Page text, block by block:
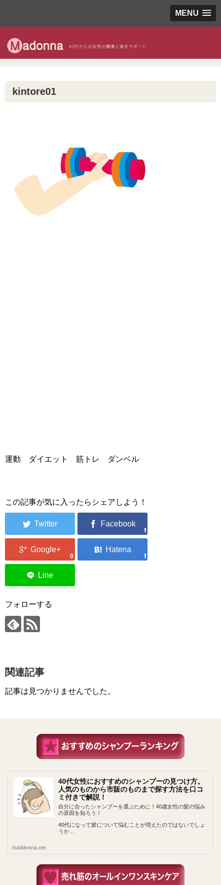
MENU
kintore01
運動 ダイエット 筋トレ ダンベル
この記事が気に入ったらシェアしよう！
0
フォローする
関連記事
記事は見つかりませんでした。
40代女性におすすめのシャンプーの見つけ方。
人気のものから市販のものまで探す方法を口コ
ミ付きで解説！
自分に合ったシャンプーを選ぶために！40歳女性の髪の悩み
の原因を知ろう！
40代になって髪について悩むことが増えたのではないでしょ
うか…
maddonna.net